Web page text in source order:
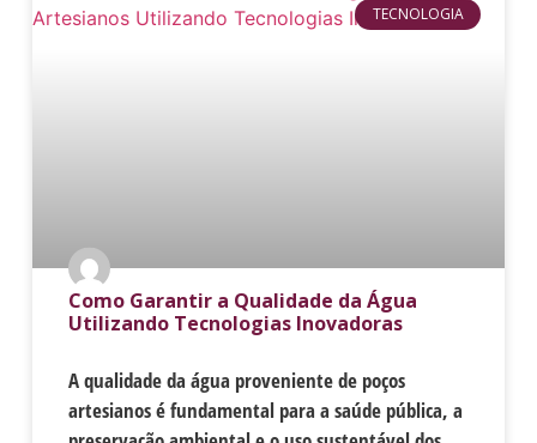
TECNOLOGIA
Como Garantir a Qualidade da Água
Utilizando Tecnologias Inovadoras
A qualidade da água proveniente de poços
artesianos é fundamental para a saúde pública, a